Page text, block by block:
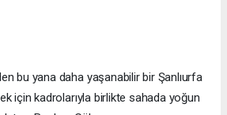
bu yana daha yaşanabilir bir Şanlıurfa
için kadrolarıyla birlikte sahada yoğun